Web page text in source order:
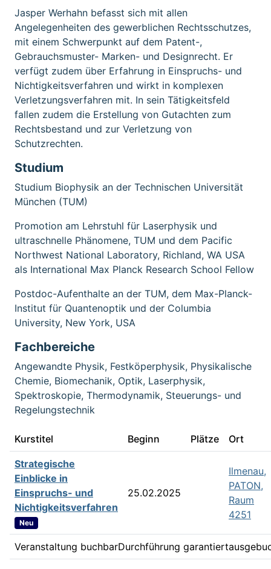
Jasper Werhahn befasst sich mit allen
Angelegenheiten des gewerblichen Rechtsschutzes,
mit einem Schwerpunkt auf dem Patent-,
Gebrauchsmuster- Marken- und Designrecht. Er
verfügt zudem über Erfahrung in Einspruchs- und
Nichtigkeitsverfahren und wirkt in komplexen
Verletzungsverfahren mit. In sein Tätigkeitsfeld
fallen zudem die Erstellung von Gutachten zum
Rechtsbestand und zur Verletzung von
Schutzrechten.
Studium
Studium Biophysik an der Technischen Universität
München (TUM)
Promotion am Lehrstuhl für Laserphysik und
ultraschnelle Phänomene, TUM und dem Pacific
Northwest National Laboratory, Richland, WA USA
als International Max Planck Research School Fellow
Postdoc-Aufenthalte an der TUM, dem Max-Planck-
Institut für Quantenoptik und der Columbia
University, New York, USA
Fachbereiche
Angewandte Physik, Festköperphysik, Physikalische
Chemie, Biomechanik, Optik, Laserphysik,
Spektroskopie, Thermodynamik, Steuerungs- und
Regelungstechnik
Kurstitel Beginn Plätze Ort
Strategische
Einblicke in
Einspruchs- und
Nichtigkeitsverfahren
Neu
25.02.2025
Ilmenau,
PATON,
Raum
4251
Veranstaltung buchbarDurchführung garantiert